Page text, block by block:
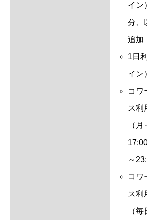
イン
分、
追加
1日
イン
コワ
ス利
（
～
コワ
ス利
（